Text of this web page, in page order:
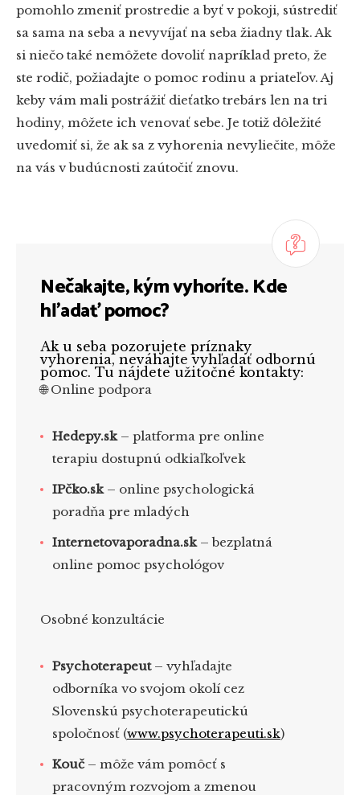
pomohlo zmeniť prostredie a byť v pokoji, sústrediť
sa sama na seba a nevyvíjať na seba žiadny tlak. Ak
si niečo také nemôžete dovoliť napríklad preto, že
ste rodič, požiadajte o pomoc rodinu a priateľov. Aj
keby vám mali postrážiť dieťatko trebárs len na tri
hodiny, môžete ich venovať sebe. Je totiž dôležité
uvedomiť si, že ak sa z vyhorenia nevyliečite, môže
na vás v budúcnosti zaútočiť znovu.
Nečakajte, kým vyhoríte. Kde
hľadať pomoc?
Ak u seba pozorujete príznaky
vyhorenia, neváhajte vyhľadať odbornú
pomoc. Tu nájdete užitočné kontakty:
🌐 Online podpora
Hedepy.sk– platforma pre online
terapiu dostupnú odkiaľkoľvek
IPčko.sk– online psychologická
poradňa pre mladých
Internetovaporadna.sk– bezplatná
online pomoc psychológov
Osobné konzultácie
Psychoterapeut– vyhľadajte
odborníka vo svojom okolí cez
Slovenskú psychoterapeutickú
spoločnosť (www.psychoterapeuti.sk)
Kouč – môže vám pomôcť s
pracovným rozvojom a zmenou